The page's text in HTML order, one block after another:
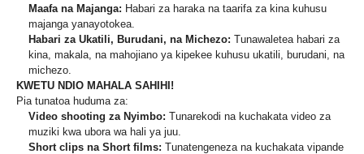
Maafa na Majanga: Habari za haraka na taarifa za kina kuhusu
majanga yanayotokea.
Habari za Ukatili, Burudani, na Michezo: Tunawaletea habari za
kina, makala, na mahojiano ya kipekee kuhusu ukatili, burudani, na
michezo.
KWETU NDIO MAHALA SAHIHI!
Pia tunatoa huduma za:
Video shooting za Nyimbo: Tunarekodi na kuchakata video za
muziki kwa ubora wa hali ya juu.
Short clips na Short films: Tunatengeneza na kuchakata vipande